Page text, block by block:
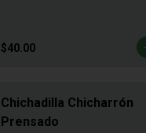
$40.00
Chichadilla Chicharrón
Prensado